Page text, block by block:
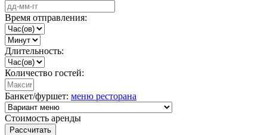
Время отправления:
Длительность:
Количество гостей:
Банкет/фуршет: меню ресторана
Стоимость аренды
Рассчитать